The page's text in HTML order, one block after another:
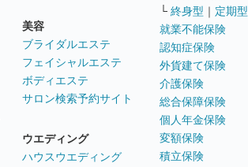
美容
ブライダルエステ
フェイシャルエステ
ボディエステ
サロン検索予約サイト
ウエディング
ハウスウエディング
└ 終身型 ｜ 定期型
就業不能保険
認知症保険
外貨建て保険
介護保険
総合保障保険
個人年金保険
変額保険
積立保険